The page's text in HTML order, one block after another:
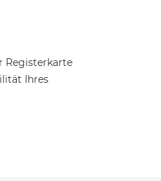
Registerkarte
Ihres